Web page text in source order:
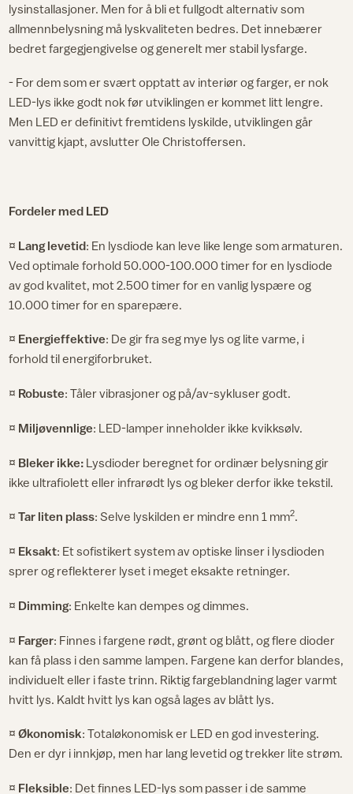
lysinstallasjoner. Men for å bli et fullgodt alternativ som
allmennbelysning må lyskvaliteten bedres. Det innebærer
bedret fargegjengivelse og generelt mer stabil lysfarge.
- For dem som er svært opptatt av interiør og farger, er nok
LED-lys ikke godt nok før utviklingen er kommet litt lengre.
Men LED er definitivt fremtidens lyskilde, utviklingen går
vanvittig kjapt, avslutter Ole Christoffersen.
Fordeler med LED
¤ Lang levetid: En lysdiode kan leve like lenge som armaturen.
Ved optimale forhold 50.000-100.000 timer for en lysdiode
av god kvalitet, mot 2.500 timer for en vanlig lyspære og
10.000 timer for en sparepære.
¤ Energieffektive: De gir fra seg mye lys og lite varme, i
forhold til energiforbruket.
¤ Robuste: Tåler vibrasjoner og på/av-sykluser godt.
¤ Miljøvennlige: LED-lamper inneholder ikke kvikksølv.
¤ Bleker ikke: Lysdioder beregnet for ordinær belysning gir
ikke ultrafiolett eller infrarødt lys og bleker derfor ikke tekstil.
¤Tar liten plass: Selve lyskilden er mindre enn 1 mm2.
¤ Eksakt: Et sofistikert system av optiske linser i lysdioden
sprer og reflekterer lyset i meget eksakte retninger.
¤ Dimming: Enkelte kan dempes og dimmes.
¤ Farger: Finnes i fargene rødt, grønt og blått, og flere dioder
kan få plass i den samme lampen. Fargene kan derfor blandes,
individuelt eller i faste trinn. Riktig fargeblandning lager varmt
hvitt lys. Kaldt hvitt lys kan også lages av blått lys.
¤Økonomisk: Totaløkonomisk er LED en god investering.
Den er dyr i innkjøp, men har lang levetid og trekker lite strøm.
¤ Fleksible: Det finnes LED-lys som passer i de samme